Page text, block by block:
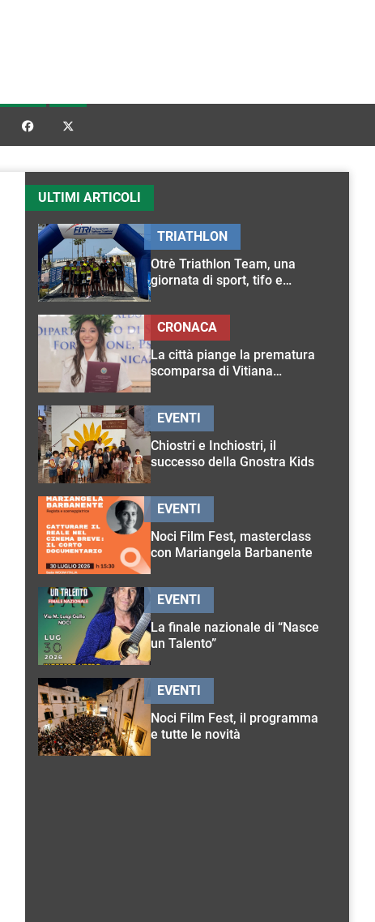
 
ULTIMI ARTICOLI
Otrè Triathlon Team, una
giornata di sport, tifo e
TRIATHLON
La città piange la prematura
scomparsa di Vitiana
CRONACA
Chiostri e Inchiostri, il
successo della Gnostra Kids
EVENTI
Noci Film Fest, masterclass
con Mariangela Barbanente
EVENTI
La finale nazionale di “Nasce
un Talento”
EVENTI
Noci Film Fest, il programma
e tutte le novità
EVENTI